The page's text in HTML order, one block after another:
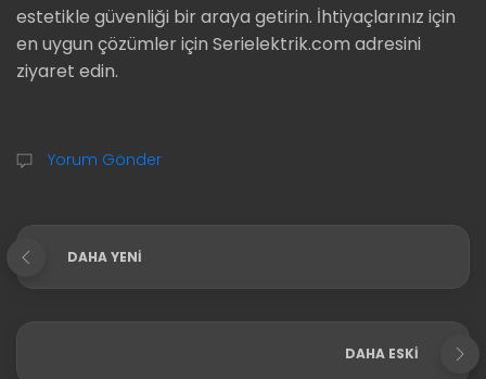
estetikle güvenliği bir araya getirin. İhtiyaçlarınız için
en uygun çözümler için Serielektrik.com adresini
ziyaret edin.
Yorum Gönder
DAHA YENI
DAHA ESKI